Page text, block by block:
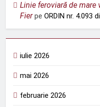
Linie feroviară de mare
Fierpe ORDIN nr. 4.093
iulie 2026
mai 2026
februarie 2026